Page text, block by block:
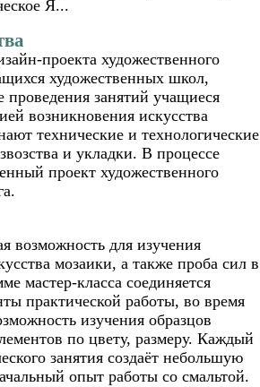
Я...
проекта художественного
художественных школ,
проведения занятий учащиеся
возникновения искусства
технические и технологические
и укладки. В процессе
проект художественного
возможность для изучения
мозаики, а также проба сил в
мастер-класса соединяется
практической работы, во время
изучения образцов
по цвету, размеру. Каждый
занятия создаёт небольшую
опыт работы со смальтой.